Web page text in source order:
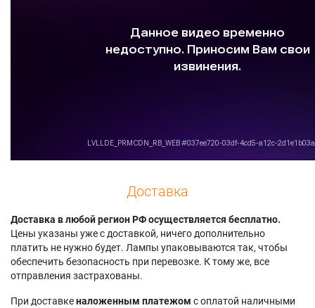
Доставка
Доставка в любой регион РФ осуществляется бесплатно.
Цены указаны уже с доставкой, ничего дополнительно
платить не нужно будет. Лампы упаковываются так, чтобы
обеспечить безопасность при перевозке. К тому же, все
отправления застрахованы.
При доставкеналоженным платежом с оплатой наличными